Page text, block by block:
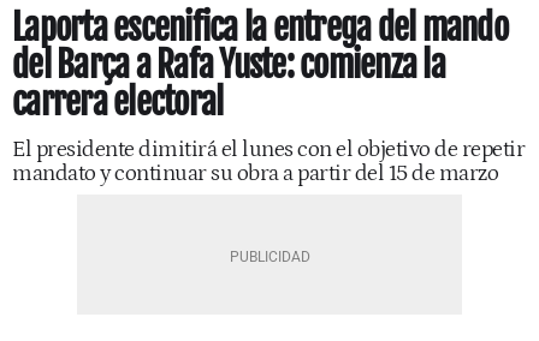
Laporta escenifica la entrega del mando
del Barça a Rafa Yuste: comienza la
carrera electoral
El presidente dimitirá el lunes con el objetivo de repetir
mandato y continuar su obra a partir del 15 de marzo